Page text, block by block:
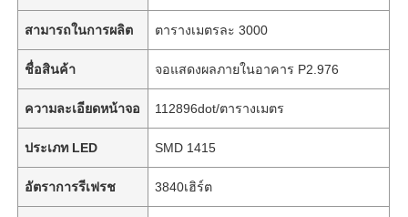
สามารถในการผลิต ตารางเมตรละ 3000
ชื่อสินค้า จอแสดงผลภายในอาคาร P2.976
ความละเอียดหน้าจอ 112896dot/ตารางเมตร
ประเภท LED SMD 1415
อัตราการรีเฟรช 3840เฮิร์ต